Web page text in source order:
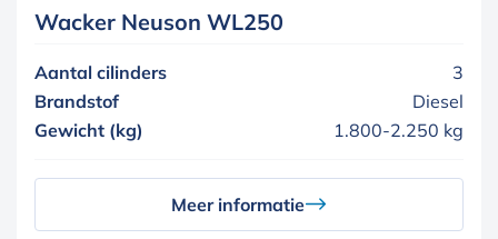
Wacker Neuson WL250
Aantal cilinders
3
Brandstof
Diesel
Gewicht (kg)
1.800-2.250 kg
Meer informatie